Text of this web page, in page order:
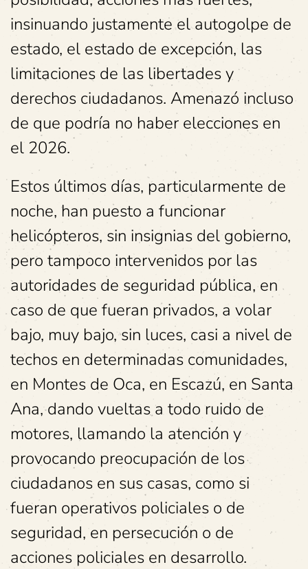
insinuando justamente el autogolpe de
estado, el estado de excepción, las
limitaciones de las libertades y
derechos ciudadanos. Amenazó incluso
de que podría no haber elecciones en
el 2026.
Estos últimos días, particularmente de
noche, han puesto a funcionar
helicópteros, sin insignias del gobierno,
pero tampoco intervenidos por las
autoridades de seguridad pública, en
caso de que fueran privados, a volar
bajo, muy bajo, sin luces, casi a nivel de
techos en determinadas comunidades,
en Montes de Oca, en Escazú, en Santa
Ana, dando vueltas a todo ruido de
motores, llamando la atención y
provocando preocupación de los
ciudadanos en sus casas, como si
fueran operativos policiales o de
seguridad, en persecución o de
acciones policiales en desarrollo.